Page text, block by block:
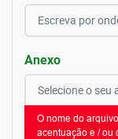
Anexo
O nome do
acentuação e / ou